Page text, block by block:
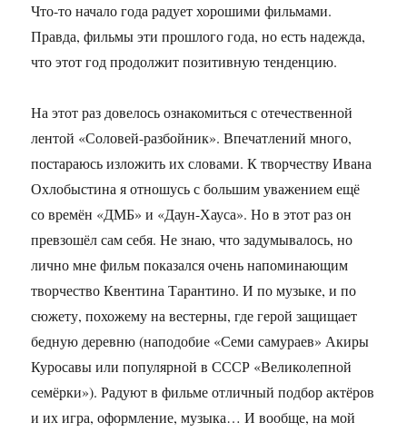
Что-то начало года радует хорошими фильмами.
Правда, фильмы эти прошлого года, но есть надежда,
что этот год продолжит позитивную тенденцию.
На этот раз довелось ознакомиться с отечественной
лентой «Соловей-разбойник». Впечатлений много,
постараюсь изложить их словами. К творчеству Ивана
Охлобыстина я отношусь с большим уважением ещё
со времён «ДМБ» и «Даун-Хауса». Но в этот раз он
превзошёл сам себя. Не знаю, что задумывалось, но
лично мне фильм показался очень напоминающим
творчество Квентина Тарантино. И по музыке, и по
сюжету, похожему на вестерны, где герой защищает
бедную деревню (наподобие «Семи самураев» Акиры
Куросавы или популярной в СССР «Великолепной
семёрки»). Радуют в фильме отличный подбор актёров
и их игра, оформление, музыка… И вообще, на мой